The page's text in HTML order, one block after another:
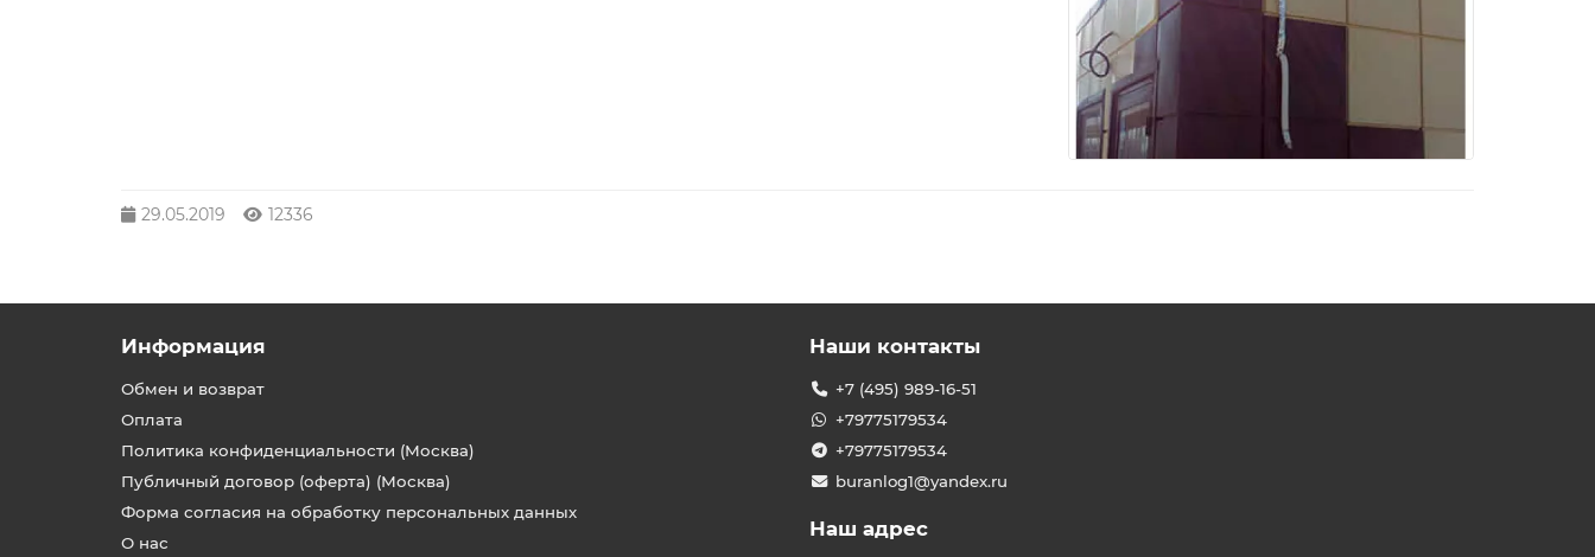
29.05.2019 12336
Информация
Обмен и возврат
Оплата
Политика конфиденциальности (Москва)
Публичный договор (оферта) (Москва)
Форма согласия на обработку персональных данных
О нас
Наши контакты
+7 (495) 989-16-51
+79775179534
+79775179534
buranlog1@yandex.ru
Наш адрес